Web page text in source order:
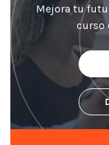
Mejora tu
curso